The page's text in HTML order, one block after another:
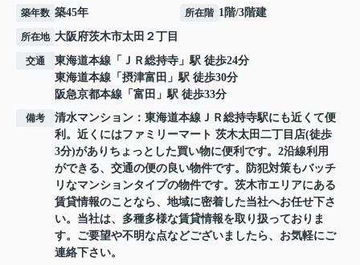
築年数 築45年 所在階 1階/3階建
所在地 大阪府茨木市太田 ２丁目
交通 東海道本線 「 ＪＲ総持寺 」駅 徒歩24分
東海道本線 「 摂津富田 」駅 徒歩30分
阪急京都本線 「 富田 」駅 徒歩33分
備考
清水マンション：東海道本線ＪＲ総持寺駅にも近くて便
利。近くにはファミリーマート 茨木太田二丁目店(徒歩
3分)がありちょっとした買い物に便利です。2沿線利用
ができる、交通の便の良い物件です。防犯対策もバッチ
リなマンションタイプの物件です。茨木市エリアにある
賃貸情報のことなら、地域に密着した当社へお任せ下さ
い。当社は、多種多様な賃貸情報を取り扱っておりま
す。ご要望や不明な点などございましたら、お気軽にご
連絡下さい。